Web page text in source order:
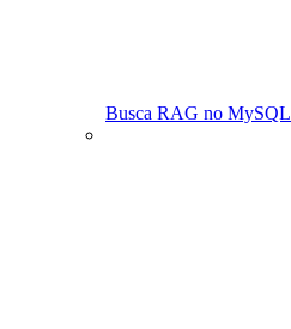
Busca RAG no MySQL